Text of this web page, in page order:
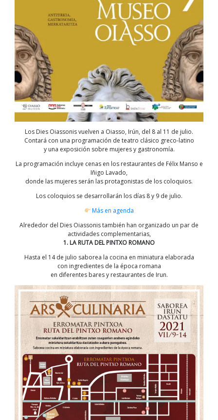
Los Dies Oiassonis vuelven a Oiasso, Irún, del 8 al 11 de julio.
Contará con una programación de teatro clásico greco-latino
y una exposición sobre mujeres y gastronomía.
La programación incluye cenas en los restaurantes de Félix Manso e
Iñigo Lavado,
donde las mujeres serán las protagonistas de los coloquios.
Los coloquios se desarrollarán los días 8 y 9 de julio.
Más en agenda
Alrededor del Dies Oiassonis también han organizado un par de
actividades complementarias,
1. LA RUTA DEL PINTXO ROMANO
Hasta el 14 de julio saborea la cocina en miniatura elaborada
con ingredientes de la época romana
en diferentes bares y restaurantes de Irun.